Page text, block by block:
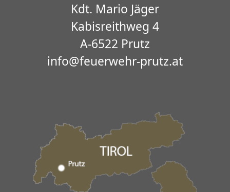
Kdt. Mario Jäger
Kabisreithweg 4
A-6522 Prutz
info@feuerwehr-prutz.at